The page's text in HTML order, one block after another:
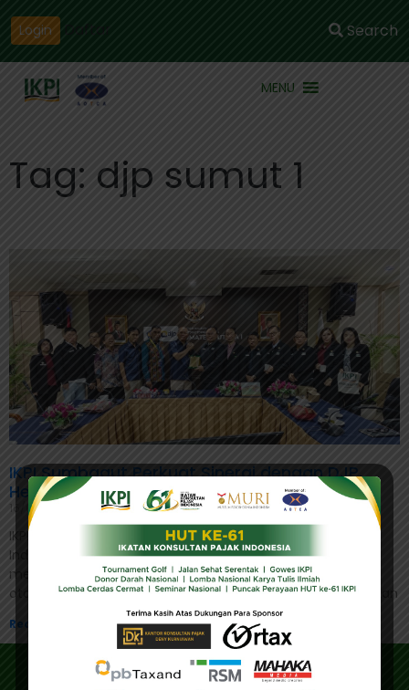
Login Search
MENU
Tag: djp sumut 1
IKPI Sumbagut Perkuat Sinergi dengan DJP,
Hery: Integritas Jadi Pilar Utama
16/04/2026
IKPI, Medan: Pengurus Daerah Ikatan Konsultan Pajak
Indonesia (IKPI) Sumatera Bagian Utara (Sumbagut)
menegaskan pentingnya sinergi kelembagaan dengan
otoritas pajak dalam rangka memperkuat sistem perpajakan
Read More »
Address